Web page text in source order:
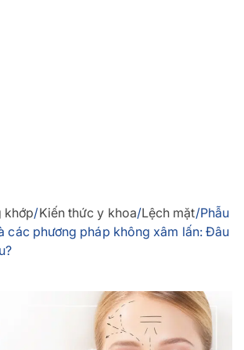
khớp/Kiến thức y khoa/Lệch mặt/Phẫu
các phương pháp không xâm lấn: Đâu